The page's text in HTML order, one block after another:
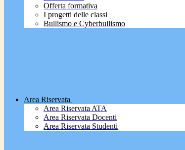
Offerta formativa
I progetti delle classi
Bullismo e Cyberbullismo
Area Riservata
Area Riservata ATA
Area Riservata Docenti
Area Riservata Studenti